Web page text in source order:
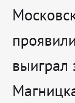
выиграл